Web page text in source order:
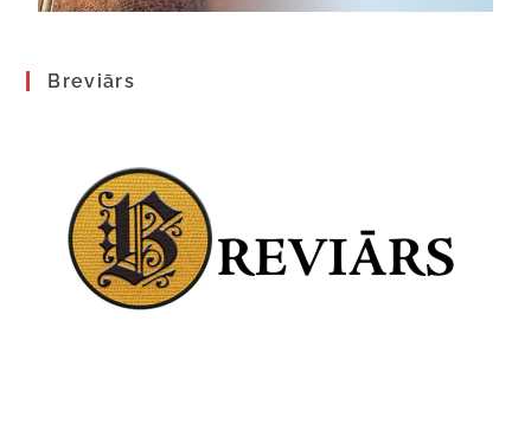
Breviārs